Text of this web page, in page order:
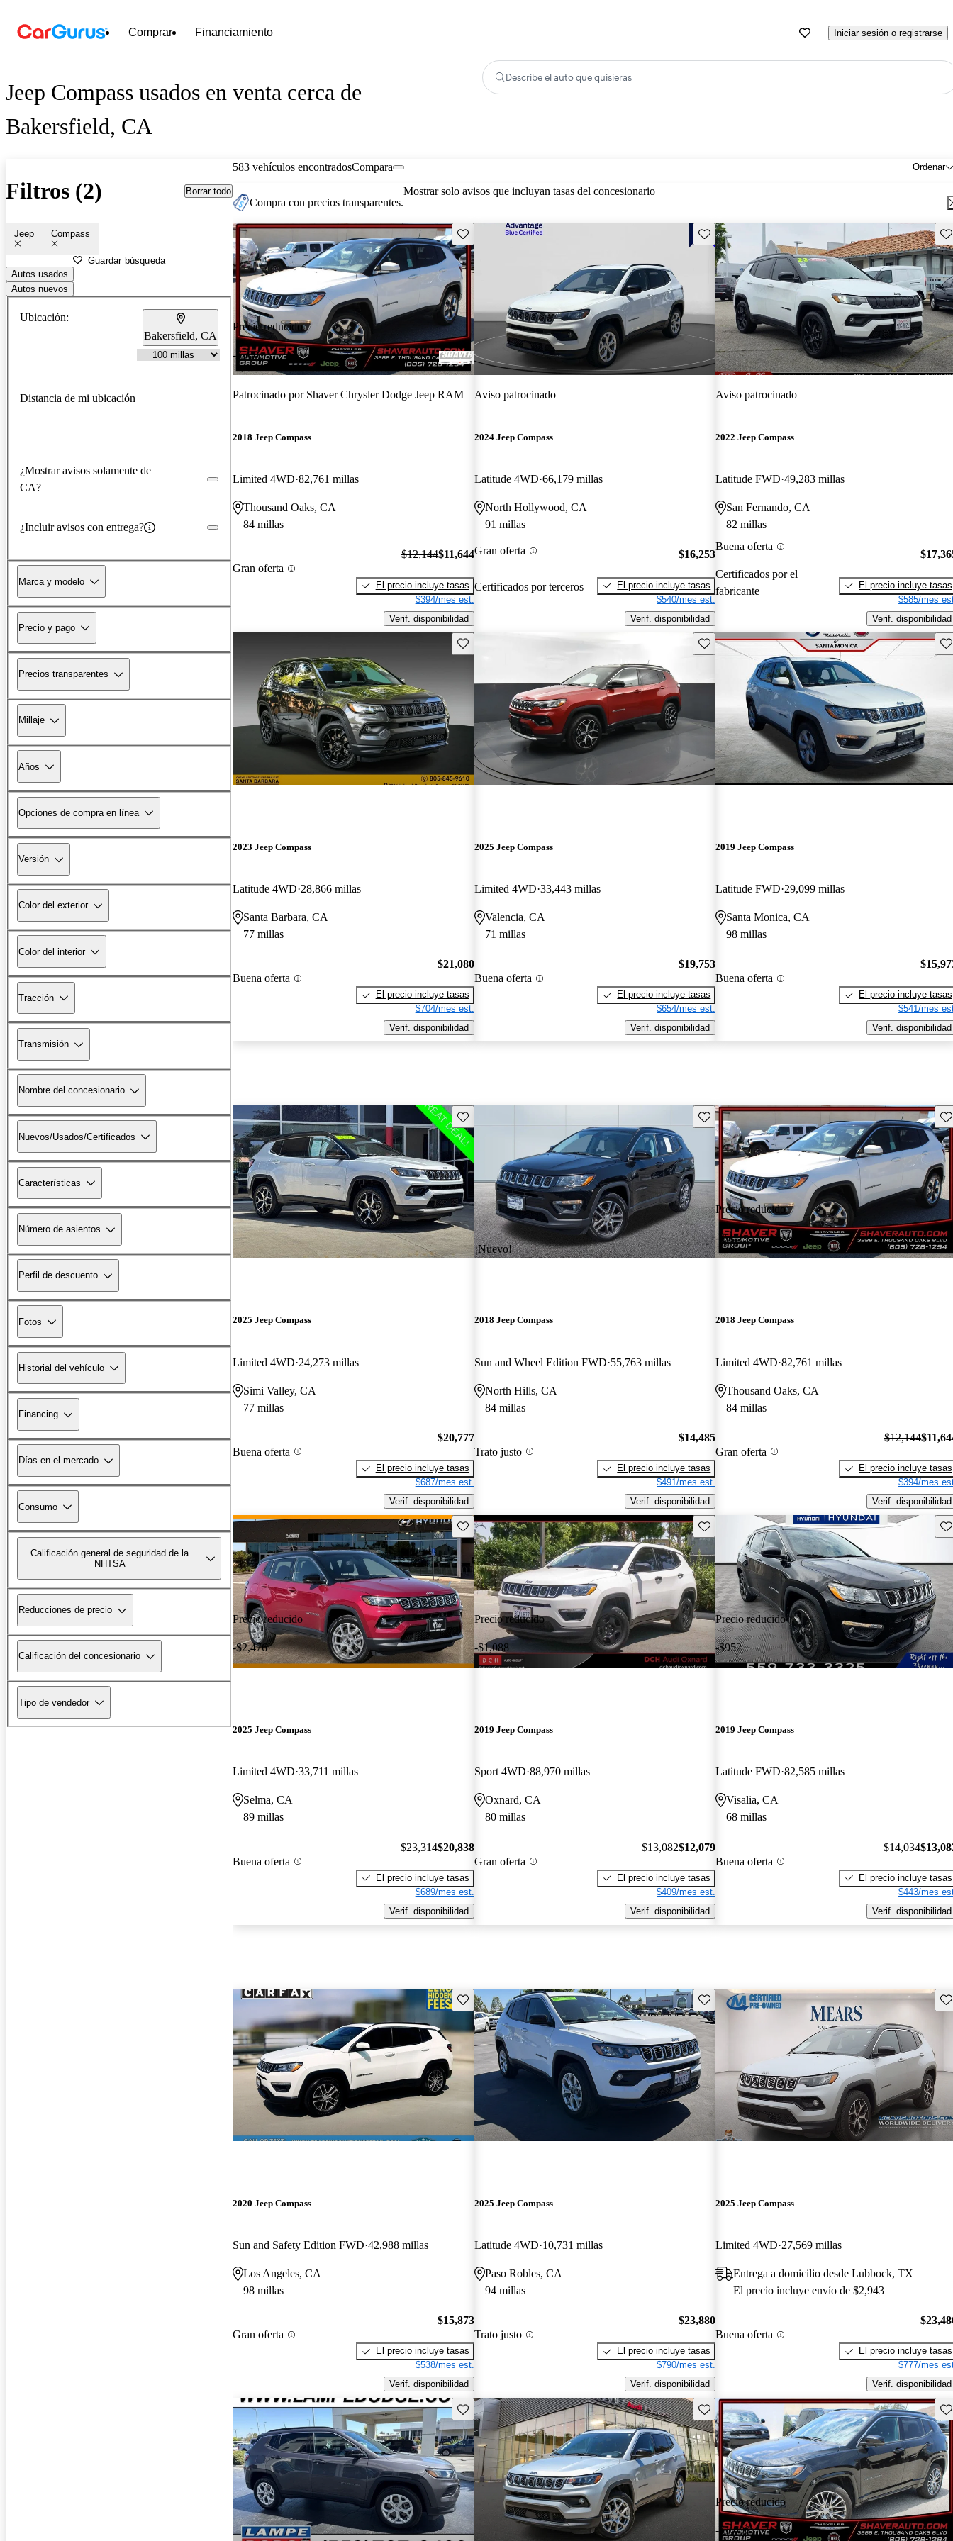
Comprar Financiamiento Iniciar sesión o registrarse
Jeep Compass usados en venta cerca de
Bakersfield, CA
Describe el auto que quisieras
Filtros (2) Borrar todo
Jeep Compass
Guardar búsqueda
Autos usados
Autos nuevos
Ubicación:
Bakersfield, CA
Distancia de mi ubicación
¿Mostrar avisos solamente de
CA?
¿Incluir avisos con entrega?
Marca y modelo
Precio y pago
Precios transparentes
Millaje
Años
Opciones de compra en línea
Versión
Color del exterior
Color del interior
Tracción
Transmisión
Nombre del concesionario
Nuevos/Usados/Certificados
Características
Número de asientos
Perfil de descuento
Fotos
Historial del vehículo
Financing
Días en el mercado
Consumo
Calificación general de seguridad de la
NHTSA
Reducciones de precio
Calificación del concesionario
Tipo de vendedor
583 vehículos encontrados Ordenar
Compara
Compra con precios transparentes.
Mostrar solo avisos que incluyan tasas del concesionario
Precio reducido
-$500
Guarda este Aviso
Patrocinado por Shaver Chrysler Dodge Jeep RAM
2018 Jeep Compass
Limited 4WD 82,761 millas
Thousand Oaks, CA
84 millas
Gran oferta
$12,144$11,644
El precio incluye tasas
$394/mes est.
Verif. disponibilidad
Guarda este Aviso
Aviso patrocinado
2024 Jeep Compass
Latitude 4WD 66,179 millas
North Hollywood, CA
91 millas
Gran oferta
Certificados por terceros
$16,253
El precio incluye tasas
$540/mes est.
Verif. disponibilidad
Aviso patrocinado
2022 Jeep Compass
Latitude FWD 49,283 millas
San Fernando, CA
82 millas
Buena oferta
Certificados por el
fabricante
El precio incluye tasas
$585/mes
Verif. disponibilidad
Guarda este Aviso
2023 Jeep Compass
Latitude 4WD 28,866 millas
Santa Barbara, CA
77 millas
Buena oferta
$21,080
El precio incluye tasas
$704/mes est.
Verif. disponibilidad
Guarda este Aviso
2025 Jeep Compass
Limited 4WD 33,443 millas
Valencia, CA
71 millas
Buena oferta
$19,753
El precio incluye tasas
$654/mes est.
Verif. disponibilidad
2019 Jeep Compass
Latitude FWD 29,099 millas
Santa Monica, CA
98 millas
Buena oferta
El precio incluye tasas
$541/mes
Verif. disponibilidad
Guarda este Aviso
2025 Jeep Compass
Limited 4WD 24,273 millas
Simi Valley, CA
77 millas
Buena oferta
$20,777
El precio incluye tasas
$687/mes est.
Verif. disponibilidad
¡Nuevo!
Guarda este Aviso
2018 Jeep Compass
Sun and Wheel Edition FWD 55,763 millas
North Hills, CA
84 millas
Trato justo
$14,485
El precio incluye tasas
$491/mes est.
Verif. disponibilidad
Precio reducido
-$500
2018 Jeep Compass
Limited 4WD 82,761 millas
Thousand Oaks, CA
84 millas
Gran oferta
$12,144
El precio incluye tasas
$394/mes
Verif. disponibilidad
Precio reducido
-$2,476
Guarda este Aviso
2025 Jeep Compass
Limited 4WD 33,711 millas
Selma, CA
89 millas
Buena oferta
$23,314$20,838
El precio incluye tasas
$689/mes est.
Verif. disponibilidad
Precio reducido
-$1,088
Guarda este Aviso
2019 Jeep Compass
Sport 4WD 88,970 millas
Oxnard, CA
80 millas
Gran oferta
$13,082$12,079
El precio incluye tasas
$409/mes est.
Verif. disponibilidad
Precio reducido
-$952
2019 Jeep Compass
Latitude FWD 82,585 millas
Visalia, CA
68 millas
Buena oferta
$14,034
El precio incluye tasas
$443/mes
Verif. disponibilidad
Guarda este Aviso
2020 Jeep Compass
Sun and Safety Edition FWD 42,988 millas
Los Angeles, CA
98 millas
Gran oferta
$15,873
El precio incluye tasas
$538/mes est.
Verif. disponibilidad
Guarda este Aviso
2025 Jeep Compass
Latitude 4WD 10,731 millas
Paso Robles, CA
94 millas
Trato justo
$23,880
El precio incluye tasas
$790/mes est.
Verif. disponibilidad
2025 Jeep Compass
Limited 4WD 27,569 millas
Entrega a domicilio desde Lubbock, TX
El precio incluye envío de $2,943
Buena oferta
El precio incluye tasas
$777/mes
Verif. disponibilidad
Guarda este Aviso Guarda este Aviso
Precio reducido
-$1,000